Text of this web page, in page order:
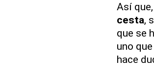
Así
cesta,
que se
uno
hace